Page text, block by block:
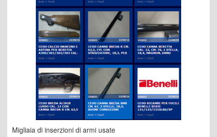
Migliaia di inserzioni di armi usate